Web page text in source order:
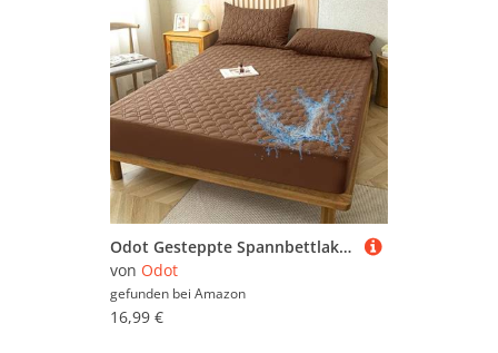
Odot Gesteppte Spannbettlaken Wasserdicht Weicher Verdickter Matratzenschoner Rutschfester Doppeltes Einzelbett bettspanntuch Topper-Overlays Spannbetttücher, Einfarbig (Braun,120x200+28cm)
von Odot
gefunden bei Amazon
16,99 €